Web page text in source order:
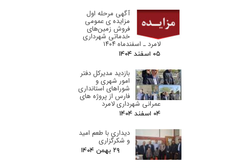
آگهی مرحله اول
مزایده ی عمومی
فروش زمین‌های
خدماتی شهرداری
لامرد ـ اسفندماه ۱۴۰۴
۰۵ اسفند ۰۴
بازدید مدیرکل دفتر
امور شهری و
شوراهای استانداری
فارس از پروژه های
عمرانی شهرداری لامرد
۰۴ اسفند ۰۴
دیداری با طعم امید
و شکرگزاری
۲۹ بهمن ۰۴